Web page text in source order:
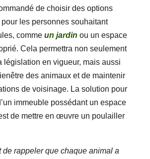
de choisir des options
les personnes souhaitant
commeun jardin ou un espace
Cela permettra non seulement
législation en vigueur, mais aussi
des animaux et de maintenir
de voisinage. La solution pour
immeuble possédant un espace
de mettre en œuvre un poulailler
de rappeler que chaque animal a